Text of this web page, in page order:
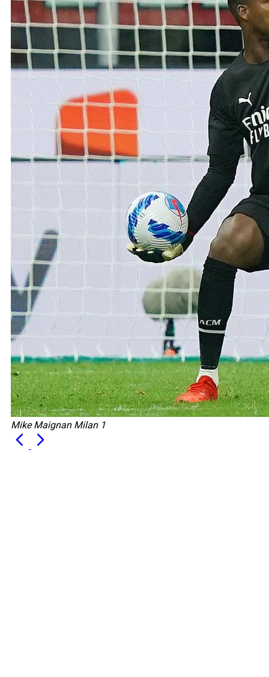
Mike Maignan Milan 1